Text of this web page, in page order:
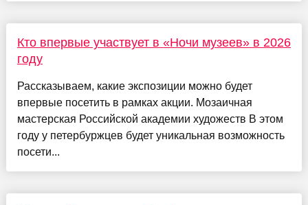
Кто впервые участвует в «Ночи музеев» в 2026
году
Рассказываем, какие экспозиции можно будет
впервые посетить в рамках акции. Мозаичная
мастерская Российской академии художеств В этом
году у петербуржцев будет уникальная возможность
посети...